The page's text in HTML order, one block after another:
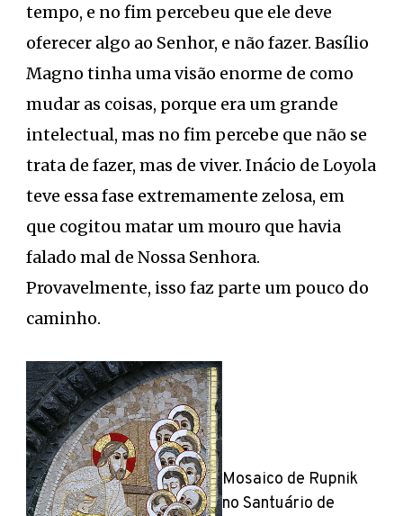
tempo, e no fim percebeu que ele deve
oferecer algo ao Senhor, e não fazer. Basílio
Magno tinha uma visão enorme de como
mudar as coisas, porque era um grande
intelectual, mas no fim percebe que não se
trata de fazer, mas de viver. Inácio de Loyola
teve essa fase extremamente zelosa, em
que cogitou matar um mouro que havia
falado mal de Nossa Senhora.
Provavelmente, isso faz parte um pouco do
caminho.
Mosaico de Rupnik
no Santuário de